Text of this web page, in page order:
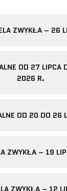
ZWYKŁA – 26
OD 27 LIPCA
2026 R.
OD 20 DO 26
ZWYKŁA – 19
ZWYKŁA – 12